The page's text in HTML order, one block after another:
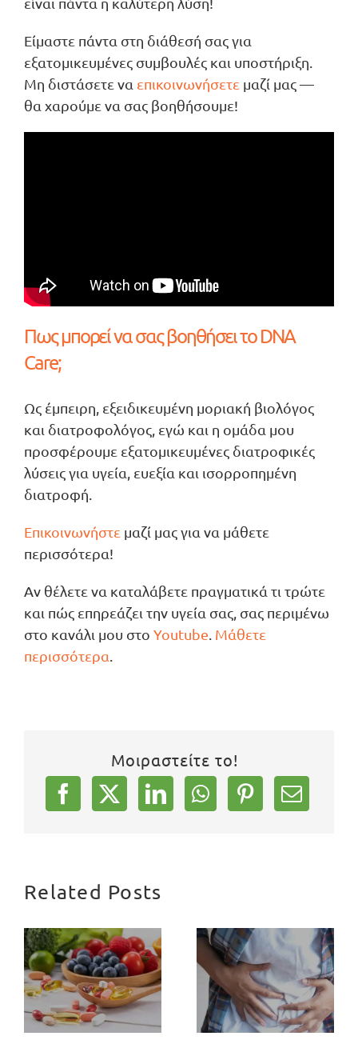
Είμαστε πάντα στη διάθεσή σας για
εξατομικευμένες συμβουλές και υποστήριξη.
Μη διστάσετε να επικοινωνήσετε μαζί μας —
θα χαρούμε να σας βοηθήσουμε!
Πως μπορεί να σας βοηθήσει το DNA
Care;
Ως έμπειρη, εξειδικευμένη μοριακή βιολόγος
και διατροφολόγος, εγώ και η ομάδα μου
προσφέρουμε εξατομικευμένες διατροφικές
λύσεις για υγεία, ευεξία και ισορροπημένη
διατροφή.
Επικοινωνήστε μαζί μας για να μάθετε
περισσότερα!
Αν θέλετε να καταλάβετε πραγματικά τι τρώτε
και πώς επηρεάζει την υγεία σας, σας περιμένω
στο κανάλι μου στο Youtube Μάθετε
περισσότερα
Μοιραστείτε το!
Related Posts